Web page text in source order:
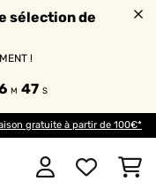
sélection de
!
M 47 S
gratuite à partir de 100€*